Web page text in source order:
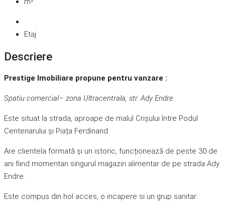
Etaj
Descriere
Prestige Imobiliare propune pentru vanzare :
Spatiu comercial– zona Ultracentrala, str. Ady Endre
Este situat la strada, aproape de malul Crișului între Podul
Centenarului și Piața Ferdinand.
Are clientela formată și un istoric, funcționează de peste 30 de
ani fiind momentan singurul magazin alimentar de pe strada Ady
Endre.
Este compus din hol acces, o incapere si un grup sanitar.